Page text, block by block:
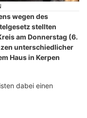
wegen des
stellten
am Donnerstag (6.
unterschiedlicher
Haus in Kerpen
dabei einen